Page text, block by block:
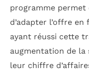
programme permet
d’adapter l’offre
ayant réussi cette
augmentation de
leur chiffre